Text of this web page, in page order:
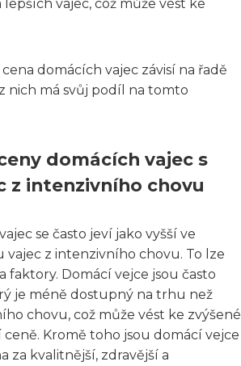
vajec, což může vést ke
domácích vajec závisí na řadě
nich má svůj podíl na tomto
domácích vajec s
z intenzivního chovu
se často jeví jako vyšší ve
vajec z intenzivního chovu. To lze
faktory. Domácí vejce jsou často
je méně dostupný na trhu než
chovu, což může vést ke zvýšené
ceně. Kromě toho jsou domácí vejce
za kvalitnější, zdravější a